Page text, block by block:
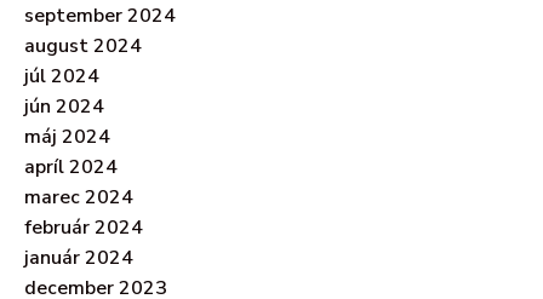
september 2024
august 2024
júl 2024
jún 2024
máj 2024
apríl 2024
marec 2024
február 2024
január 2024
december 2023